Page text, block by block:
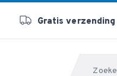
Gratis verzending